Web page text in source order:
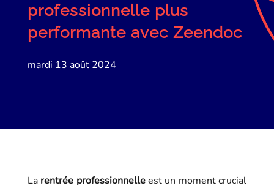
professionnelle plus
performante avec Zeendoc
mardi 13 août 2024
La rentrée professionnelleest un moment crucial